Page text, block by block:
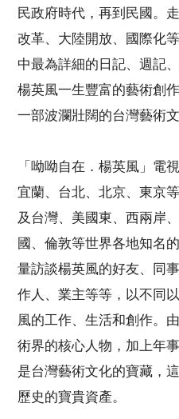
民政府時代，再到民國。
改革、大陸開放、國際化
中最為詳細的日記、週記
楊英風一生豐富的藝術創
一部波瀾壯闊的台灣藝術文
「呦呦自在．楊英風」電
宜蘭、台北、北京、東京
及台灣、美國東、西兩岸
國、倫敦等世界各地知名
量訪談楊英風的好友、同
作人、業主等等，以不同
風的工作、生活和創作。
術界的核心人物，加上年
是台灣藝術文化的寶藏，
歷史的寶貴資產。